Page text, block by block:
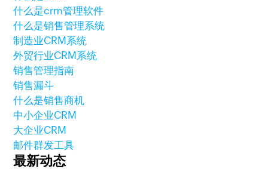
什么是crm管理软件
什么是销售管理系统
制造业CRM系统
外贸行业CRM系统
销售管理指南
销售漏斗
什么是销售商机
中小企业CRM
大企业CRM
邮件群发工具
最新动态